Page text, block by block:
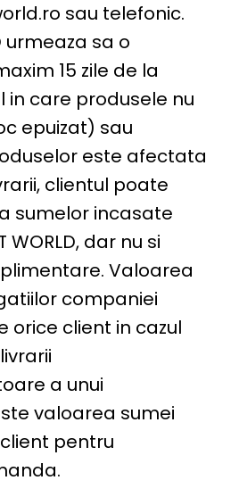
sau telefonic.
urmeaza sa o
15 zile de la
in care produsele nu
epuizat) sau
este afectata
clientul poate
sumelor incasate
WORLD, dar nu si
Valoarea
companiei
orice client in cazul
a unui
valoarea sumei
pentru